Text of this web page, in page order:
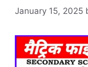
January 15, 2025